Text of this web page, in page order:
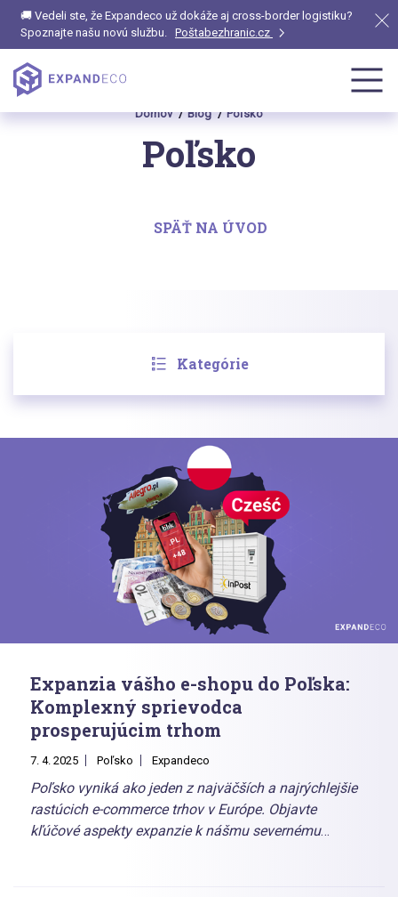
🚚 Vedeli ste, že Expandeco už dokáže aj cross-border logistiku?
Spoznajte našu novú službu. Poštabezhranic.cz
Domov Blog Poľsko
Poľsko
SPÄŤ NA ÚVOD
Kategórie
Expanzia vášho e-shopu do Poľska:
Komplexný sprievodca
prosperujúcim trhom
7. 4. 2025 Poľsko Expandeco
Poľsko vyniká ako jeden z najväčších a najrýchlejšie
rastúcich e-commerce trhov v Európe. Objavte
kľúčové aspekty expanzie k nášmu severnému